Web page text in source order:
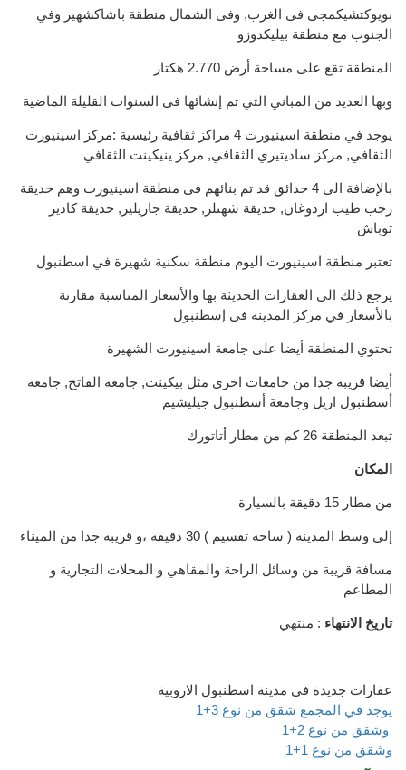
بويوكتشيكمجى فى الغرب, وفى الشمال منطقة باشاكشهير وفي
الجنوب مع منطقة بيليكدوزو
المنطقة تقع على مساحة أرض 2.770 هكتار
وبها العديد من المباني التي تم إنشائها فى السنوات القليلة الماضية
يوجد في منطقة اسينيورت 4 مراكز ثقافية رئيسية :مركز اسينيورت
الثقافي, مركز ساديتيري الثقافي, مركز ينيكينت الثقافي
بالإضافة الى 4 حدائق قد تم بنائهم فى منطقة اسينيورت وهم حديقة
رجب طيب اردوغان, حديقة شهتلر, حديقة جازيلير, حديقة كادير
توباش
تعتبر منطقة اسينيورت اليوم منطقة سكنية شهيرة في اسطنبول
يرجع ذلك الى العقارات الحديثة بها والأسعار المناسبة مقارنة
بالأسعار في مركز المدينة فى إسطنبول
تحتوي المنطقة أيضا على جامعة اسينيورت الشهيرة
أيضا قريبة جدا من جامعات اخرى مثل بيكينت, جامعة الفاتح, جامعة
أسطنبول اريل وجامعة أسطنبول جيليشيم
تبعد المنطقة 26 كم من مطار أتاتورك
المكان
من مطار 15 دقيقة بالسيارة
إلى وسط المدينة ( ساحة تقسيم ) 30 دقيقة ،و قريبة جدا من الميناء
مسافة قريبة من وسائل الراحة والمقاهي و المحلات التجارية و
المطاعم
تاريخ الانتهاء : منتهي
عقارات جديدة في مدينة اسطنبول الاروبية
يوجد في المجمع شقق من نوع 3+1
وشقق من نوع 1+1